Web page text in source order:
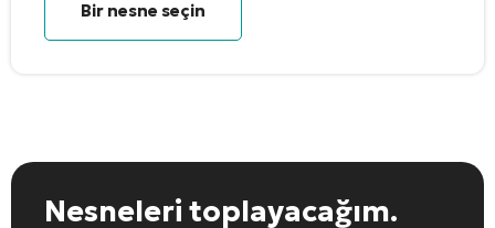
Bir nesne seçin
Nesneleri toplayacağım.